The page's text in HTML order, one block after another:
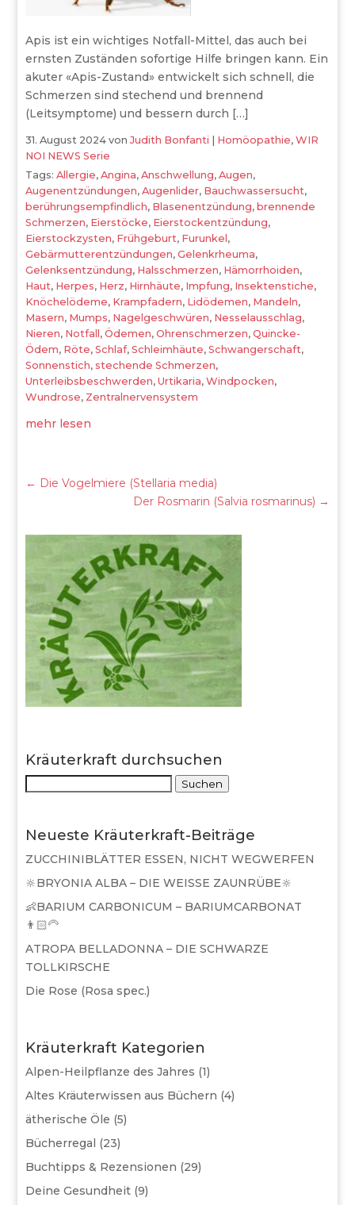
Apis ist ein wichtiges Notfall-Mittel, das auch bei
ernsten Zuständen sofortige Hilfe bringen kann. Ein
akuter «Apis-Zustand» entwickelt sich schnell, die
Schmerzen sind stechend und brennend
(Leitsymptome) und bessern durch […]
31. August 2024 vonJudith Bonfanti Homöopathie,WIR
NOI NEWS Serie
Tags:Allergie,Angina,Anschwellung,Augen,
Augenentzündungen,Augenlider, Bauchwassersucht,
berührungsempfindlich, Blasenentzündung,brennende
Schmerzen, Eierstöcke, Eierstockentzündung,
Eierstockzysten, Frühgeburt, Furunkel ,
Gebärmutterentzündungen,Gelenkrheuma,
Gelenksentzündung, Halsschmerzen, Hämorrhoiden,
Haut, Herpes, Herz, Hirnhäute, Impfung, Insektenstiche,
Knöchelödeme, Krampfadern, Lidödemen, Mandeln,
Masern, Mumps, Nagelgeschwüren, Nesselausschlag,
Nieren, Notfall ,Ödemen,Ohrenschmerzen,Quincke-
Ödem, Röte,Schlaf,Schleimhäute,Schwangerschaft,
Sonnenstich,stechende Schmerzen,
Unterleibsbeschwerden,Urtikaria,Windpocken,
Wundrose, Zentralnervensystem
mehr lesen
← Die Vogelmiere (Stellaria media)
Der Rosmarin (Salvia rosmarinus) →
Kräuterkraft durchsuchen
Suchen
Neueste Kräuterkraft-Beiträge
ZUCCHINIBLÄTTER ESSEN, NICHT WEGWERFEN
🔆BRYONIA ALBA – DIE WEISSE ZAUNRÜBE🔆
👶BARIUM CARBONICUM – BARIUMCARBONAT
👨🏻‍🦳
ATROPA BELLADONNA – DIE SCHWARZE
TOLLKIRSCHE
Die Rose (Rosa spec.)
Kräuterkraft Kategorien
Alpen-Heilpflanze des Jahres (1)
Altes Kräuterwissen aus Büchern (4)
ätherische Öle (5)
Bücherregal (23)
Buchtipps & Rezensionen (29)
Deine Gesundheit (9)